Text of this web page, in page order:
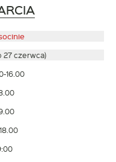
otwiera
w
nowym
27 czerwca)
16.00